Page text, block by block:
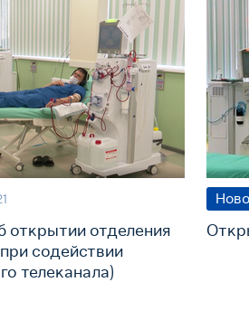
открытии отделения
содействии
телеканала)